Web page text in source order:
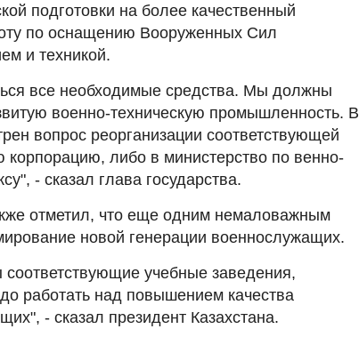
подготовки на более качественный
по оснащению Вооруженных Сил
и техникой.
все необходимые средства. Мы должны
военно-техническую промышленность. В
вопрос реорганизации соответствующей
корпорацию, либо в министерство по венно-
- сказал глава государства.
отметил, что еще одним немаловажным
новой генерации военнослужащих.
учебные заведения,
работать над повышением качества
- сказал президент Казахстана.